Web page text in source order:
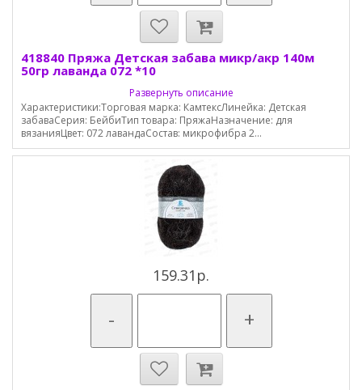
418840 Пряжа Детская забава микр/акр 140м
50гр лаванда 072 *10
Развернуть описание
Характеристики:Торговая марка: КамтексЛинейка: Детская
забаваСерия: БейбиТип товара: ПряжаНазначение: для
вязанияЦвет: 072 лавандаСостав: микрофибра 2...
159.31р.
- +